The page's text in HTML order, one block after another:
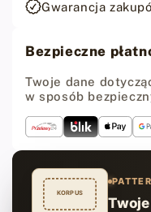
Leather
ml
Mahoniowy
ml
-
Gwarancja
Bezpieczne
Twoje dane
w sposób
KORPUS